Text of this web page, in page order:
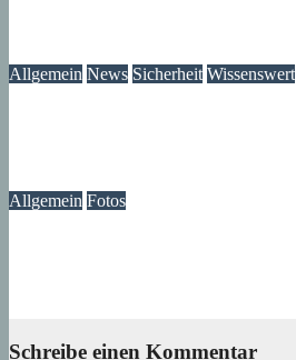
Allgemein News Sicherheit Wissenswert
Allgemein Fotos
Schreibe einen Kommentar